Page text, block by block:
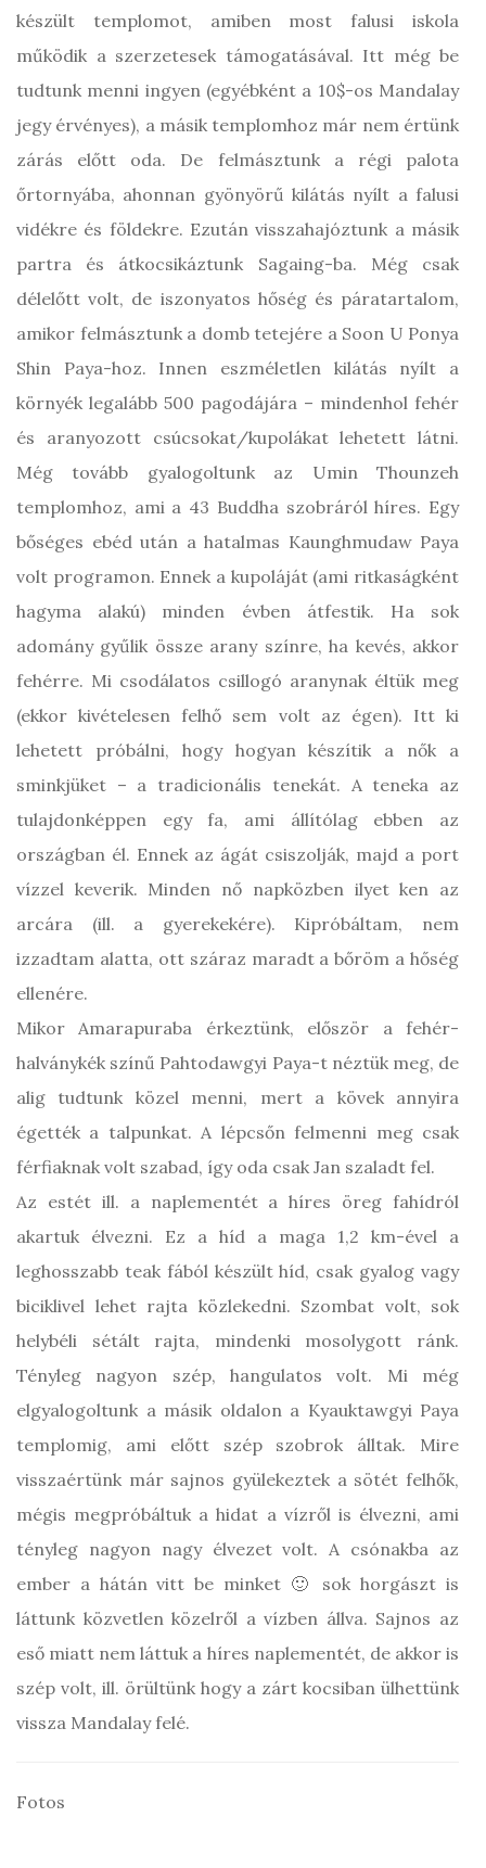
készült templomot, amiben most falusi iskola
működik a szerzetesek támogatásával. Itt még be
tudtunk menni ingyen (egyébként a 10$-os Mandalay
jegy érvényes), a másik templomhoz már nem értünk
zárás előtt oda. De felmásztunk a régi palota
őrtornyába, ahonnan gyönyörű kilátás nyílt a falusi
vidékre és földekre. Ezután visszahajóztunk a másik
partra és átkocsikáztunk Sagaing-ba. Még csak
délelőtt volt, de iszonyatos hőség és páratartalom,
amikor felmásztunk a domb tetejére a Soon U Ponya
Shin Paya-hoz. Innen eszméletlen kilátás nyílt a
környék legalább 500 pagodájára – mindenhol fehér
és aranyozott csúcsokat/kupolákat lehetett látni.
Még tovább gyalogoltunk az Umin Thounzeh
templomhoz, ami a 43 Buddha szobráról híres. Egy
bőséges ebéd után a hatalmas Kaunghmudaw Paya
volt programon. Ennek a kupoláját (ami ritkaságként
hagyma alakú) minden évben átfestik. Ha sok
adomány gyűlik össze arany színre, ha kevés, akkor
fehérre. Mi csodálatos csillogó aranynak éltük meg
(ekkor kivételesen felhő sem volt az égen). Itt ki
lehetett próbálni, hogy hogyan készítik a nők a
sminkjüket – a tradicionális tenekát. A teneka az
tulajdonképpen egy fa, ami állítólag ebben az
országban él. Ennek az ágát csiszolják, majd a port
vízzel keverik. Minden nő napközben ilyet ken az
arcára (ill. a gyerekekére). Kipróbáltam, nem
izzadtam alatta, ott száraz maradt a bőröm a hőség
ellenére.
Mikor Amarapuraba érkeztünk, először a fehér-
halványkék színű Pahtodawgyi Paya-t néztük meg, de
alig tudtunk közel menni, mert a kövek annyira
égették a talpunkat. A lépcsőn felmenni meg csak
férfiaknak volt szabad, így oda csak Jan szaladt fel.
Az estét ill. a naplementét a híres öreg fahídról
akartuk élvezni. Ez a híd a maga 1,2 km-ével a
leghosszabb teak fából készült híd, csak gyalog vagy
biciklivel lehet rajta közlekedni. Szombat volt, sok
helybéli sétált rajta, mindenki mosolygott ránk.
Tényleg nagyon szép, hangulatos volt. Mi még
elgyalogoltunk a másik oldalon a Kyauktawgyi Paya
templomig, ami előtt szép szobrok álltak. Mire
visszaértünk már sajnos gyülekeztek a sötét felhők,
mégis megpróbáltuk a hidat a vízről is élvezni, ami
tényleg nagyon nagy élvezet volt. A csónakba az
ember a hátán vitt be minket 🙂 sok horgászt is
láttunk közvetlen közelről a vízben állva. Sajnos az
eső miatt nem láttuk a híres naplementét, de akkor is
szép volt, ill. örültünk hogy a zárt kocsiban ülhettünk
vissza Mandalay felé.
Fotos